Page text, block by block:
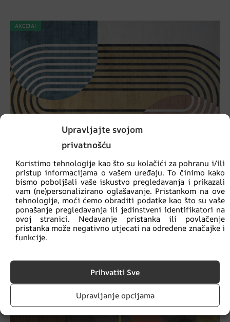
Upravljajte svojom
privatnošću
Koristimo tehnologije kao što su kolačići za pohranu i/ili
pristup informacijama o vašem uređaju. To činimo kako
bismo poboljšali vaše iskustvo pregledavanja i prikazali
vam (ne)personalizirano oglašavanje. Pristankom na ove
tehnologije, moći ćemo obraditi podatke kao što su vaše
ponašanje pregledavanja ili jedinstveni identifikatori na
ovoj stranici. Nedavanje pristanka ili povlačenje
pristanka može negativno utjecati na određene značajke i
funkcije.
Prihvatiti Sve
Upravljanje opcijama
AKCIJA!